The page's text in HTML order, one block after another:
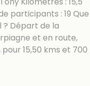
participants : 19 Que
? Départ de la
et en route,
15,50 kms et 700